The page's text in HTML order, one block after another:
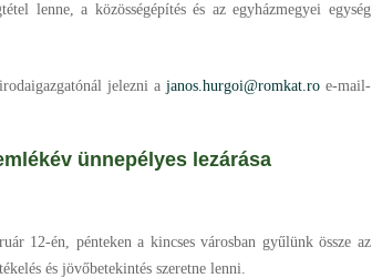
lenne, a közösségépítés és az egyházmegyei egység
jelezni a janos.hurgoi@romkat.roe-mail-
ünnepélyes lezárása
12-én, pénteken a kincses városban gyűlünk össze az
és jövőbetekintés szeretne lenni.